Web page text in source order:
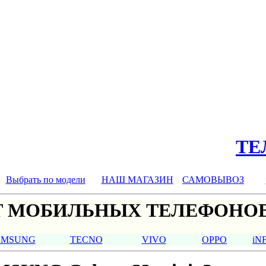
Выбрать по модели НАШ МАГАЗИН САМОВЫВОЗ
МОБИЛЬНЫХ
TECNO VIVO OPPO